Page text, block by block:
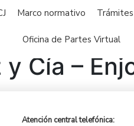
Marco normativo Trámites
Oficina de Partes Virtual
Cía –
Atención central telefónica: